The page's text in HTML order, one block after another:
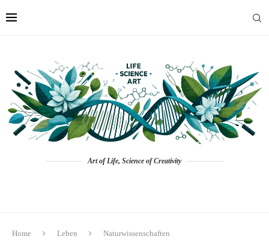
Art of Life, Science of Creativity
Home Leben Naturwissenschaften